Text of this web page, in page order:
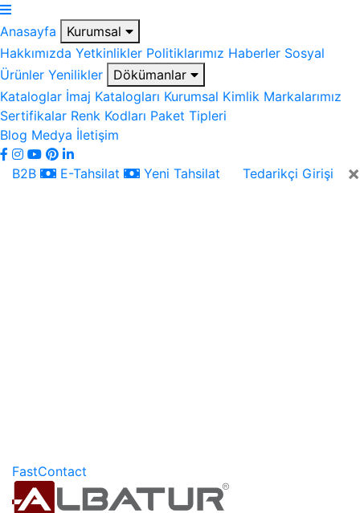
Anasayfa
Kurumsal
Hakkımızda Yetkinlikler Politiklarımız Haberler Sosyal
Ürünler Yenilikler
Dökümanlar
Kataloglar İmaj Katalogları Kurumsal Kimlik Markalarımız
Sertifikalar Renk Kodları Paket Tipleri
Blog Medya İletişim
×
B2B E-Tahsilat Yeni Tahsilat Tedarikçi Girişi
FastContact